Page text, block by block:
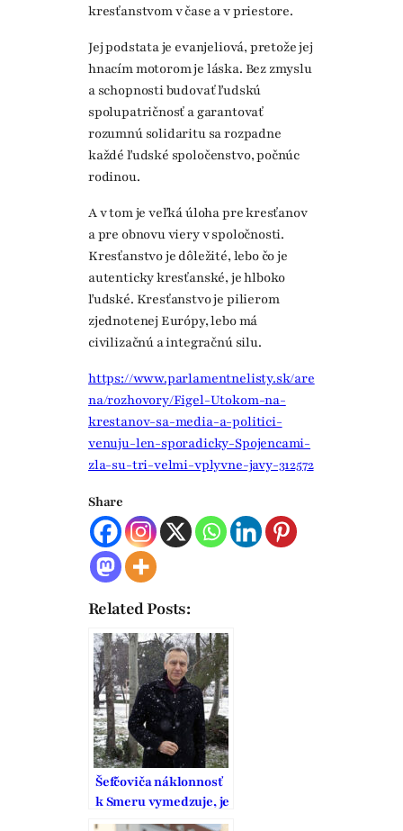
kresťanstvom v čase a v priestore.
Jej podstata je evanjeliová, pretože jej
hnacím motorom je láska. Bez zmyslu
a schopnosti budovať ľudskú
spolupatričnosť a garantovať
rozumnú solidaritu sa rozpadne
každé ľudské spoločenstvo, počnúc
rodinou.
A v tom je veľká úloha pre kresťanov
a pre obnovu viery v spoločnosti.
Kresťanstvo je dôležité, lebo čo je
autenticky kresťanské, je hlboko
ľudské. Kresťanstvo je pilierom
zjednotenej Európy, lebo má
civilizačnú a integračnú silu.
https://www.parlamentnelisty.sk/are
na/rozhovory/Figel-Utokom-na-
krestanov-sa-media-a-politici-
venuju-len-sporadicky-Spojencami-
zla-su-tri-velmi-vplyvne-javy-312572
Share
Related Posts:
Šefčoviča náklonnosť
k Smeru vymedzuje, je
to pritom strana